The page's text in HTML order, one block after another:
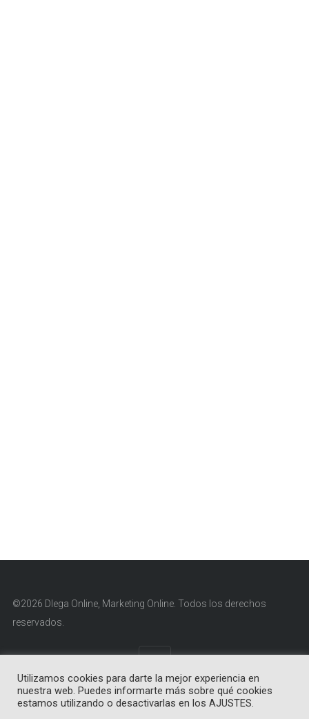
©2026 Dlega Online, Marketing Online. Todos los derechos
reservados.
Aviso Legal|Política de Cookies|Política de Privacidad
Utilizamos cookies para darte la mejor experiencia en
nuestra web. Puedes informarte más sobre qué cookies
estamos utilizando o desactivarlas en los AJUSTES.